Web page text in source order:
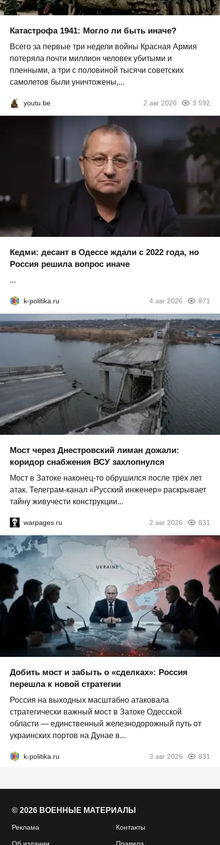
Катастрофа 1941: Могло ли быть иначе?
Всего за первые три недели войны Красная Армия
потеряла почти миллион человек убитыми и
пленными, а три с половиной тысячи советских
самолетов были уничтожены,...
youtu.be 2 авг 2026 3 592
Кедми: десант в Одессе ждали с 2022 года, но
Россия решила вопрос иначе
...
k-politika.ru 4 авг 2026 871
Мост через Днестровский лиман дожали:
коридор снабжения ВСУ захлопнулся
Мост в Затоке наконец-то обрушился после трёх лет
атак. Телеграм-канал «Русский инженер» раскрывает
тайну живучести конструкции...
warpages.ru 2 авг 2026 831
Добить мост и забыть о «сделках»: Россия
перешла к новой стратегии
Россия на выходных масштабно атаковала
стратегически важный мост в Затоке Одесской
области — единственный железнодорожный путь от
украинских портов на Дунае в...
k-politika.ru 3 авг 2026 831
© 2026 ВОЕННЫЕ МАТЕРИАЛЫ
Реклама Контакты